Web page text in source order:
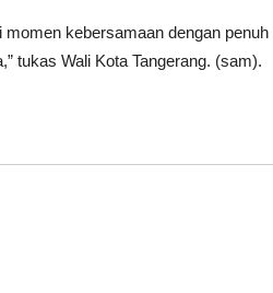
kebersamaan dengan penuh
tukas Wali Kota Tangerang. (sam).